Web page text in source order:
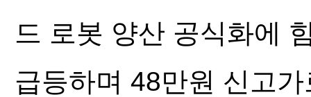
드 로봇 양산 공식화에
급등하며 48만원 신고